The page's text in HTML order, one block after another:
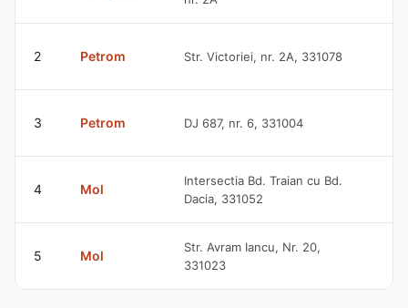
2 Petrom Str. Victoriei, nr. 2A, 331078
3 Petrom DJ 687, nr. 6, 331004
4 Mol
Intersectia Bd. Traian cu Bd.
Dacia, 331052
5 Mol
Str. Avram Iancu, Nr. 20,
331023